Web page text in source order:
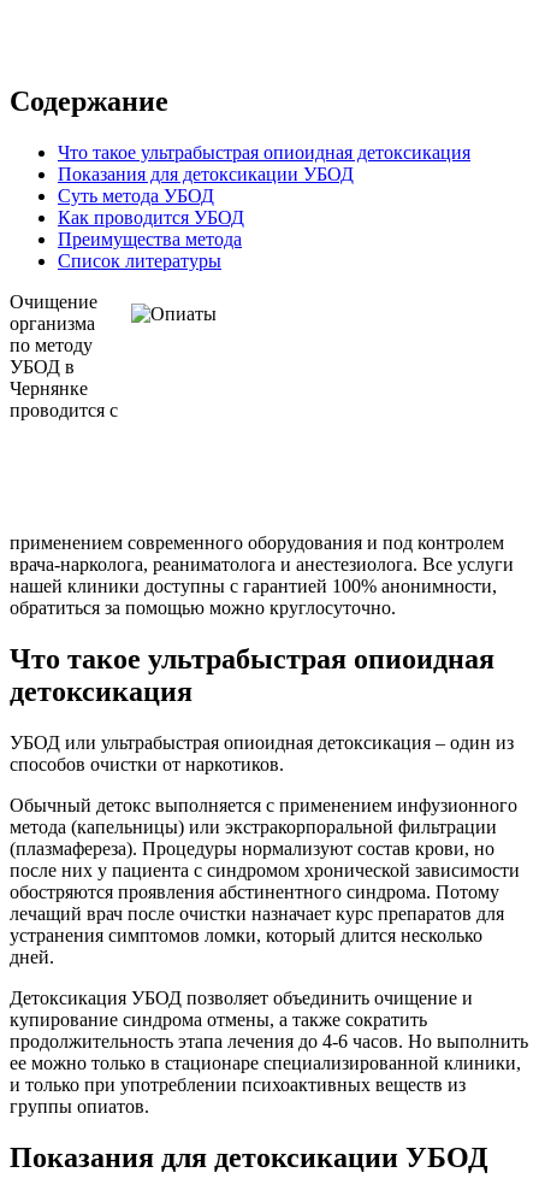
Содержание
Что такое ультрабыстрая опиоидная детоксикация
Показания для детоксикации УБОД
Суть метода УБОД
Как проводится УБОД
Преимущества метода
Список литературы
Очищение
организма
по методу
УБОД в
Чернянке
проводится с
применением современного оборудования и под контролем
врача-нарколога, реаниматолога и анестезиолога. Все услуги
нашей клиники доступны с гарантией 100% анонимности,
обратиться за помощью можно круглосуточно.
Что такое ультрабыстрая опиоидная
детоксикация
УБОД или ультрабыстрая опиоидная детоксикация – один из
способов очистки от наркотиков.
Обычный детокс выполняется с применением инфузионного
метода (капельницы) или экстракорпоральной фильтрации
(плазмафереза). Процедуры нормализуют состав крови, но
после них у пациента с синдромом хронической зависимости
обостряются проявления абстинентного синдрома. Потому
лечащий врач после очистки назначает курс препаратов для
устранения симптомов ломки, который длится несколько
дней.
Детоксикация УБОД позволяет объединить очищение и
купирование синдрома отмены, а также сократить
продолжительность этапа лечения до 4-6 часов. Но выполнить
ее можно только в стационаре специализированной клиники,
и только при употреблении психоактивных веществ из
группы опиатов.
Показания для детоксикации УБОД